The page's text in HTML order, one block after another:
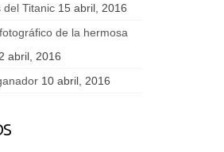
del Titanic 15 abril, 2016
de la hermosa
abril, 2016
10 abril, 2016